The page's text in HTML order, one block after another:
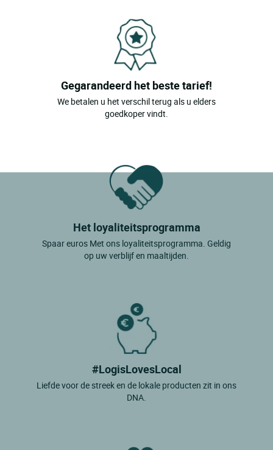
Gegarandeerd het beste tarief!
We betalen u het verschil terug als u elders
goedkoper vindt.
Het loyaliteitsprogramma
Spaar euros Met ons loyaliteitsprogramma. Geldig
op uw verblijf en maaltijden.
#LogisLovesLocal
Liefde voor de streek en de lokale producten zit in ons
DNA.